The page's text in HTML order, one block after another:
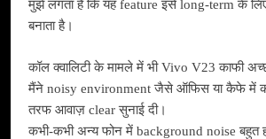
मुझे लगता है कि यह feature इसे long-term के
बनाता है।
कॉल क्वालिटी के मामले में भी Vivo V23 काफी
मैंने noisy environment जैसे ऑफिस या कैफे में
तरफ आवाज़ clear सुनाई दी।
कभी-कभी अन्य फोन में background noise बहुत